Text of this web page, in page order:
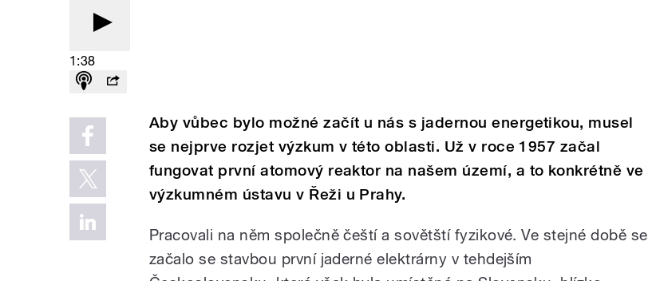
1:38
Aby vůbec bylo možné začít u nás s jadernou energetikou, musel
se nejprve rozjet výzkum v této oblasti. Už v roce 1957 začal
fungovat první atomový reaktor na našem území, a to konkrétně ve
výzkumném ústavu v Řeži u Prahy.
Pracovali na něm společně čeští a sovětští fyzikové. Ve stejné době se
začalo se stavbou první jaderné elektrárny v tehdejším